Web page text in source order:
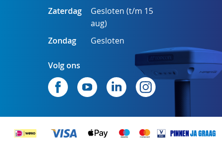
Zaterdag
Gesloten (t/m 15
aug)
Zondag
Gesloten
Volg ons